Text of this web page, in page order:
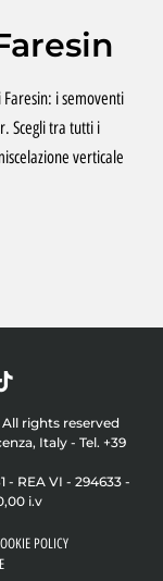
i semoventi
Scegli tra tutti i
verticale
rights reserved
Italy - Tel. +39
- REA VI - 294633 -
i.v
POLICY